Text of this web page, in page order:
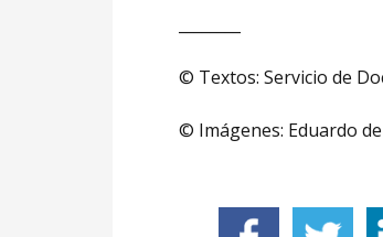
© Textos: Servicio de
© Imágenes: Eduardo